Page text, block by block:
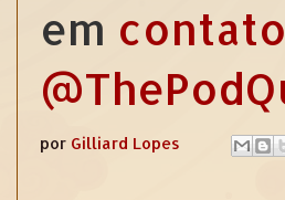
em
por Gilliard Lopes